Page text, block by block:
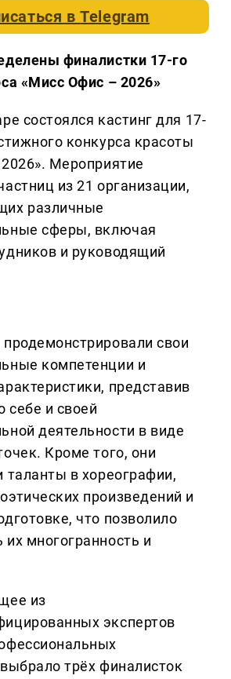
вTelegram
финалистки 17-го
«Мисс Офис – 2026»
состоялся кастинг для 17-
конкурса красоты
Мероприятие
из 21 организации,
различные
сферы, включая
и руководящий
свои
компетенции и
представив
и своей
деятельности в виде
Кроме того, они
таланты в хореографии,
произведений и
что позволило
многогранность и
из
экспертов
трёх финалисток